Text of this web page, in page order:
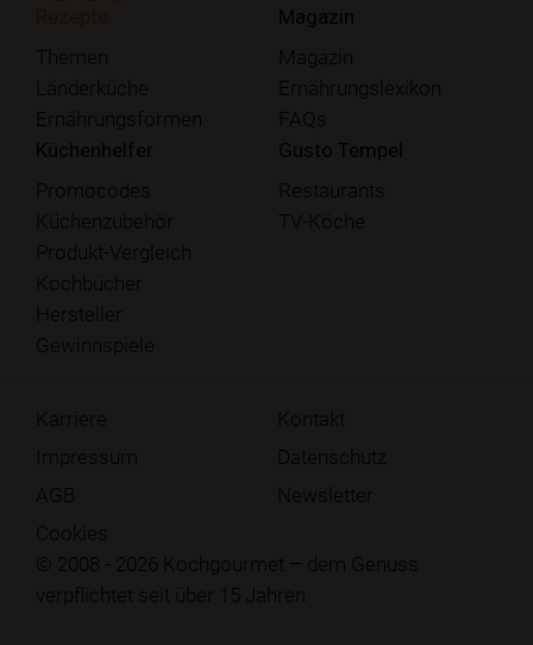
Themen
Länderküche
Ernährungsformen
Magazin
Magazin
Ernährungslexikon
FAQs
Küchenhelfer
Promocodes
Küchenzubehör
Produkt-Vergleich
Kochbücher
Hersteller
Gewinnspiele
Gusto Tempel
Restaurants
TV-Köche
© 2008 - 2026 Kochgourmet – dem Genuss
verpflichtet seit über 15 Jahren
Karriere
Kontakt
Impressum
Datenschutz
AGB
Newsletter
Cookies